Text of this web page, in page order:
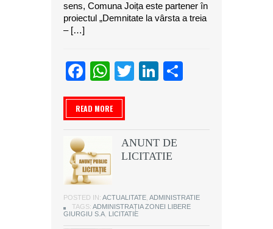
sens, Comuna Joița este partener în
proiectul „Demnitate la vârsta a treia
– […]
Facebook
WhatsApp
TwitterLinkedIn
READ MORE
ANUNT DE
LICITATIE
POSTED IN: ACTUALITATE ADMINISTRATIE
TAGS: ADMINISTRAȚIA ZONEI LIBERE
GIURGIU S.A LICITATIE